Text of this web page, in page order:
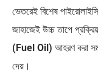
ভেতরেই বিশেষ
জাহাজেই উচ্চ তাপে
(Fuel Oil) আহরণ করা
দেয়।